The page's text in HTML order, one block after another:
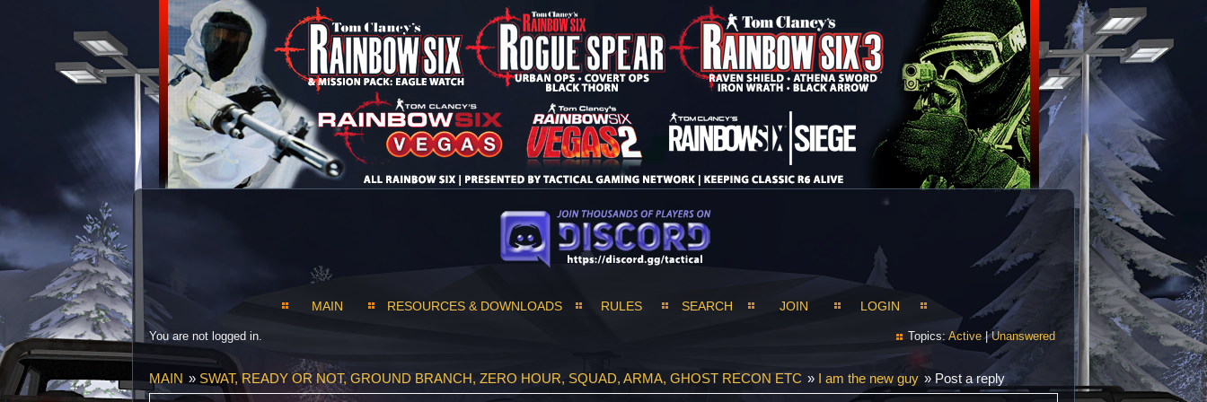
MAIN RESOURCES & DOWNLOADS RULES SEARCH JOIN LOGIN
You are not logged in. Topics: Active|Unanswered
MAIN » SWAT, READY OR NOT, GROUND BRANCH, ZERO HOUR, SQUAD, ARMA, GHOST RECON ETC » I am the new guy » Post a reply